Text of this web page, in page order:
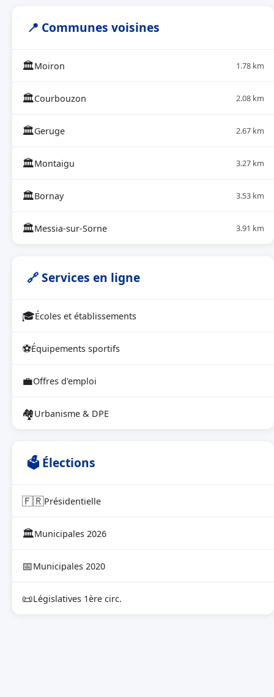
📍 Communes voisines
🏛Moiron 1.78 km
🏛Courbouzon 2.08 km
🏛Geruge 2.67 km
🏛Montaigu 3.27 km
🏛Bornay 3.53 km
🏛Messia-sur-Sorne 3.91 km
🔗 Services en ligne
🎓Écoles et établissements
⚽Équipements sportifs
💼Offres d'emploi
🏘Urbanisme & DPE
🗳 Élections
🇫🇷Présidentielle
🏛Municipales 2026
📅Municipales 2020
📜Législatives 1ère circ.